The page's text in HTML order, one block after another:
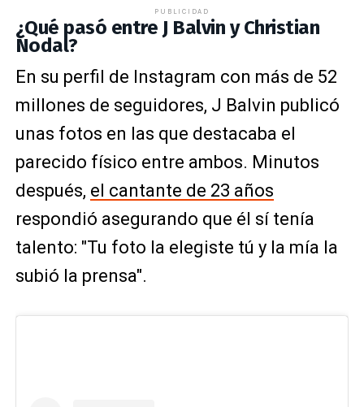
PUBLICIDAD
¿Qué pasó entre J Balvin y Christian
Nodal?
En su perfil de Instagram con más de 52
millones de seguidores, J Balvin publicó
unas fotos en las que destacaba el
parecido físico entre ambos. Minutos
después, el cantante de 23 años
respondió asegurando que él sí tenía
talento: "Tu foto la elegiste tú y la mía la
subió la prensa".